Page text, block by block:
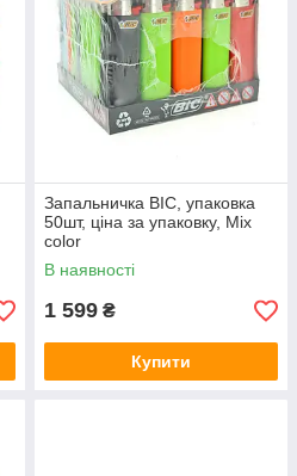
Запальничка BIC, упаковка
50шт, ціна за упаковку, Mix
color
В наявності
1 599 ₴
Купити